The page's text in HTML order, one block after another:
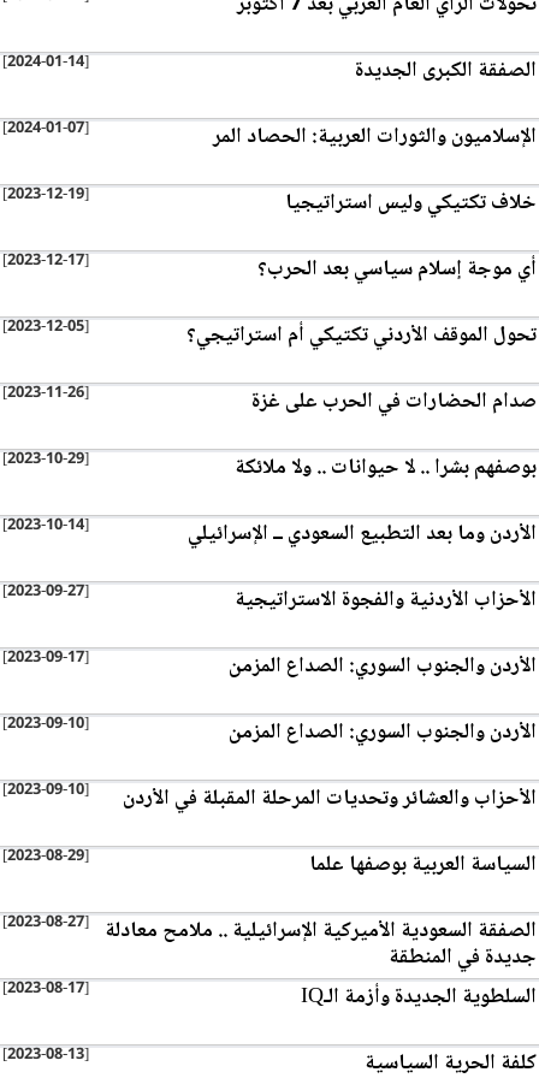
[2024-01-14] الصفقة الكبرى الجديدة
[2024-01-07] الإسلاميون والثورات العربية: الحصاد المر
[2023-12-19] خلاف تكتيكي وليس استراتيجيا
[2023-12-17] أي موجة إسلام سياسي بعد الحرب؟
[2023-12-05] تحول الموقف الأردني تكتيكي أم استراتيجي؟
[2023-11-26] صدام الحضارات في الحرب على غزة
[2023-10-29] بوصفهم بشرا .. لا حيوانات .. ولا ملائكة
[2023-10-14] الأردن وما بعد التطبيع السعودي ــ الإسرائيلي
[2023-09-27] الأحزاب الأردنية والفجوة الاستراتيجية
[2023-09-17] الأردن والجنوب السوري: الصداع المزمن
[2023-09-10] الأردن والجنوب السوري: الصداع المزمن
[2023-09-10] الأحزاب والعشائر وتحديات المرحلة المقبلة في الأردن
[2023-08-29] السياسة العربية بوصفها علما
[2023-08-27] الصفقة السعودية الأميركية الإسرائيلية .. ملامح معادلة
جديدة في المنطقة
[2023-08-17] السلطوية الجديدة وأزمة الـIQ
[2023-08-13] كلفة الحرية السياسية